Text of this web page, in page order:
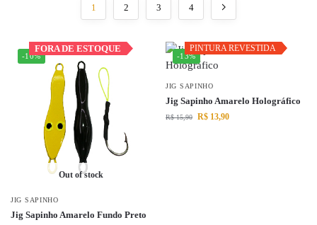
1 2 3 4
FORA DE ESTOQUE
-10%
Out of stock
FORA DE ESTOQUE
JIG SAPINHO
Jig Sapinho Amarelo Fundo Preto
PINTURA REVESTIDA
-13%
PINTURA REVESTIDA
JIG SAPINHO
Jig Sapinho Amarelo Holográfico
R$15,90 R$ 13,90